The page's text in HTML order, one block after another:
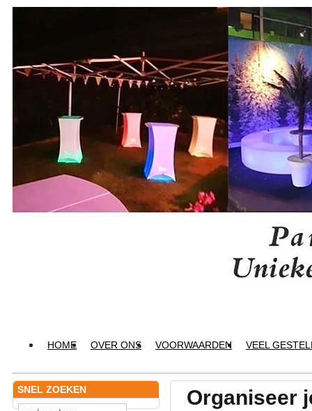
HOME OVER ONS VOORWAARDEN VEEL
SNEL ZOEKEN Organiseer